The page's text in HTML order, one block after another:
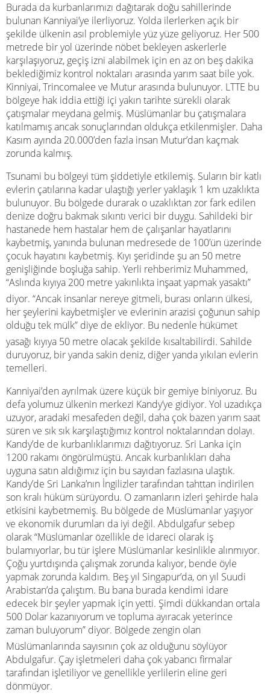
Burada da kurbanlarımızı dağıtarak doğu sahillerinde
bulunan Kanniyai’ye ilerliyoruz. Yolda ilerlerken açık bir
şekilde ülkenin asıl problemiyle yüz yüze geliyoruz. Her 500
metrede bir yol üzerinde nöbet bekleyen askerlerle
karşılaşıyoruz, geçiş izni alabilmek için en az on beş dakika
beklediğimiz kontrol noktaları arasında yarım saat bile yok.
Kinniyai, Trincomalee ve Mutur arasında bulunuyor. LTTE bu
bölgeye hak iddia ettiği içi yakın tarihte sürekli olarak
çatışmalar meydana gelmiş. Müslümanlar bu çatışmalara
katılmamış ancak sonuçlarından oldukça etkilenmişler. Daha
Kasım ayında 20.000’den fazla insan Mutur’dan kaçmak
zorunda kalmış.
Tsunami bu bölgeyi tüm şiddetiyle etkilemiş. Suların bir katlı
evlerin çatılarına kadar ulaştığı yerler yaklaşık 1 km uzaklıkta
bulunuyor. Bu bölgede durarak o uzaklıktan zor fark edilen
denize doğru bakmak sıkıntı verici bir duygu. Sahildeki bir
hastanede hem hastalar hem de çalışanlar hayatlarını
kaybetmiş, yanında bulunan medresede de 100’ün üzerinde
çocuk hayatını kaybetmiş. Kıyı şeridinde şu an 50 metre
genişliğinde boşluğa sahip. Yerli rehberimiz Muhammed,
“Aslında kıyıya 200 metre yakınlıkta inşaat yapmak yasaktı”
diyor. “Ancak insanlar nereye gitmeli, burası onların ülkesi,
her şeylerini kaybetmişler ve evlerinin arazisi çoğunun sahip
olduğu tek mülk” diye de ekliyor. Bu nedenle hükümet
yasağı kıyıya 50 metre olacak şekilde kısaltabilirdi. Sahilde
duruyoruz, bir yanda sakin deniz, diğer yanda yıkılan evlerin
temelleri.
Kanniyai’den ayrılmak üzere küçük bir gemiye biniyoruz. Bu
defa yolumuz ülkenin merkezi Kandy’ye gidiyor. Yol uzadıkça
uzuyor, aradaki mesafeden değil, daha çok bazen yarım saat
süren ve sık sık karşılaştığımız kontrol noktalarından dolayı.
Kandy’de de kurbanlıklarımızı dağıtıyoruz. Sri Lanka için
1200 rakamı öngörülmüştü. Ancak kurbanlıkları daha
uyguna satın aldığımız için bu sayıdan fazlasına ulaştık.
Kandy’de Sri Lanka’nın İngilizler tarafından tahttan indirilen
son kralı hüküm sürüyordu. O zamanların izleri şehirde hala
etkisini kaybetmemiş. Bu bölgede de Müslümanlar yaşıyor
ve ekonomik durumları da iyi değil. Abdulgafur sebep
olarak “Müslümanlar özellikle de idareci olarak iş
bulamıyorlar, bu tür işlere Müslümanlar kesinlikle alınmıyor.
Çoğu yurtdışında çalışmak zorunda kalıyor, bende öyle
yapmak zorunda kaldım. Beş yıl Singapur’da, on yıl Suudi
Arabistan’da çalıştım. Bu bana burada kendimi idare
edecek bir şeyler yapmak için yetti. Şimdi dükkandan ortala
500 Dolar kazanıyorum ve topluma ayıracak yeterince
zaman buluyorum” diyor. Bölgede zengin olan
Müslümanlarında sayısının çok az olduğunu söylüyor
Abdulgafur. Çay işletmeleri daha çok yabancı firmalar
tarafından işletiliyor ve genellikle yerlilerin eline geri
dönmüyor.